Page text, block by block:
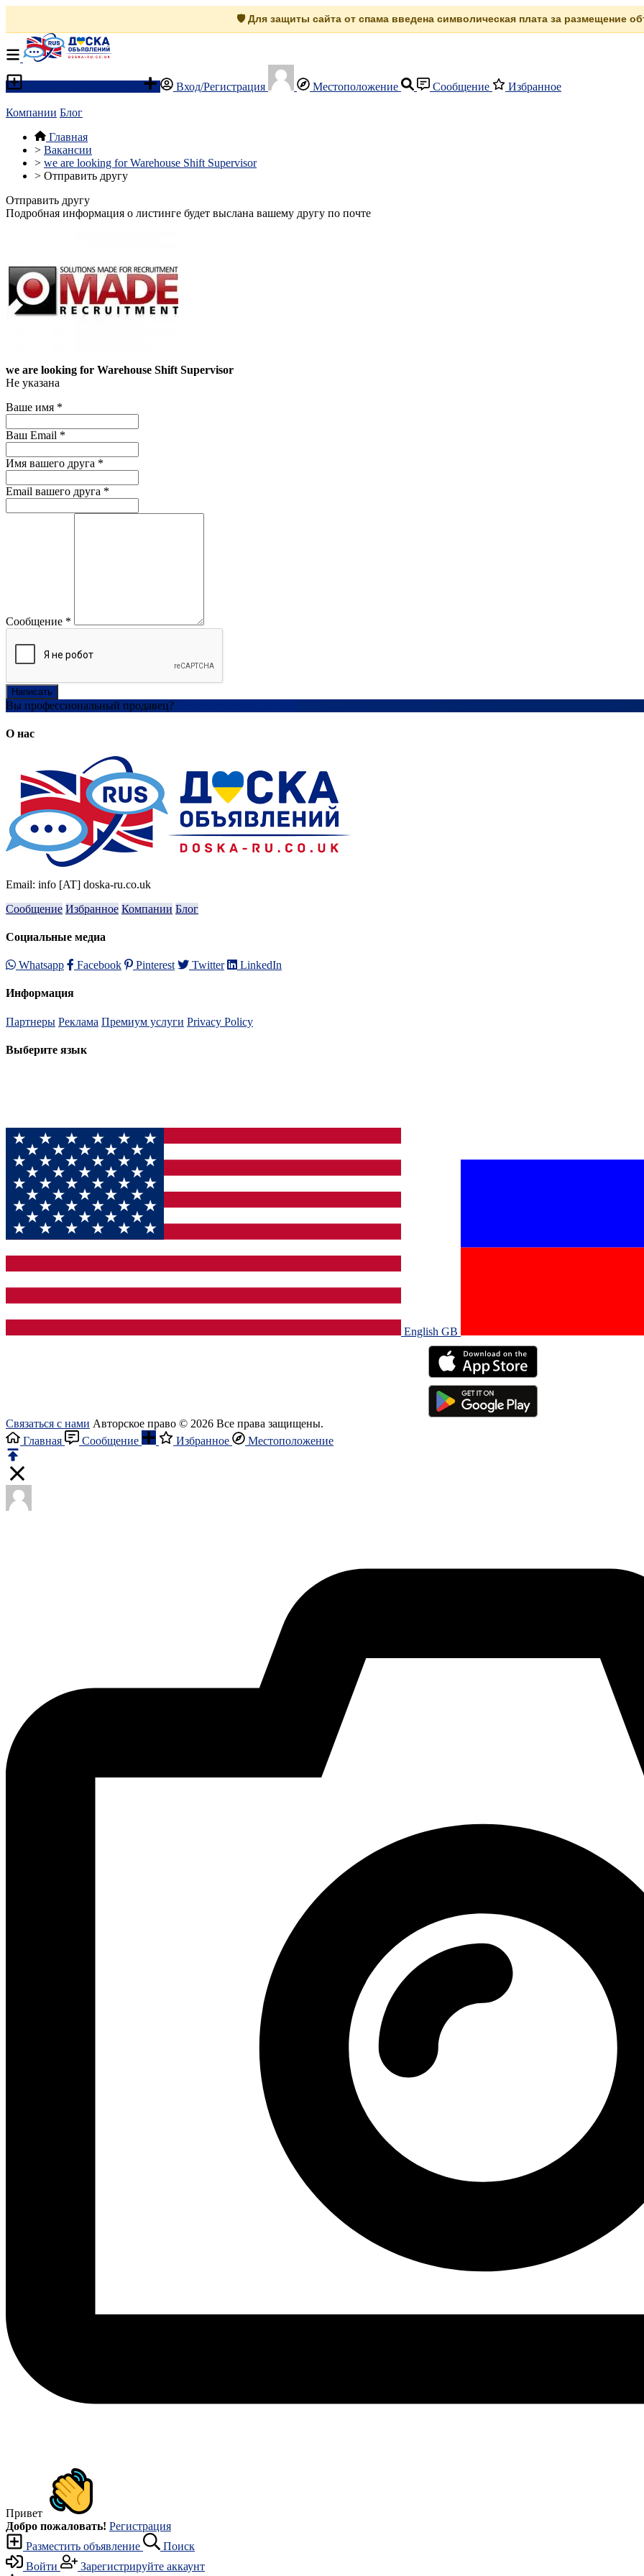
🛡️ Для защиты сайта от спама введена символическая плата за размещение
Вход/Регистрация Местоположение Сообщение Избранное
Компании Блог
Главная
> Вакансии
> we are looking for Warehouse Shift Supervisor
> Отправить другу
Отправить другу
Подробная информация о листинге будет выслана вашему другу по почте
we are looking for Warehouse Shift Supervisor
Не указана
Ваше имя *
Ваш Email *
Имя вашего друга *
Email вашего друга *
Сообщение *
Написать
Вы профессиональный продавец?
О нас
Email: info [AT] doska-ru.co.uk
Сообщение Избранное Компании Блог
Социальные медиа
Whatsapp Facebook Pinterest Twitter LinkedIn
Информация
Партнеры Реклама Премиум услуги Privacy Policy
Выберите язык
English GB‎
Связаться с нами Авторское право © 2026 Все права защищены.
Главная
Сообщение Избранное Местоположение
Привет
Добро пожаловать! Регистрация
Разместить объявление
Поиск
Войти
Зарегистрируйте аккаунт